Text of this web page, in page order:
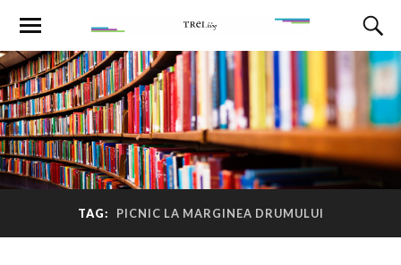
TAG: PICNIC LA MARGINEA DRUMULUI